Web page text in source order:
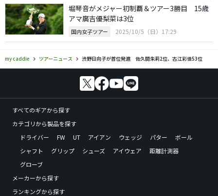
堀琴音がメジャー初制覇＆ツアー3勝目 15歳
アマ廣吉優梨菜は3位
国内女子ツアー 2025/10/5（日）17:29
my caddie ツアーニュース 渋野日向子が首位発進 佐久間朱莉2位、古江彩佳53位
すべてのギアから探す
カテゴリから製品を探す
ドライバー
FW UT アイアン ウェッジ パター
ボール
シャフト
グリップ シューズ アイウェア
距離計測器
グローブ
メーカーから探す
ランキングから探す